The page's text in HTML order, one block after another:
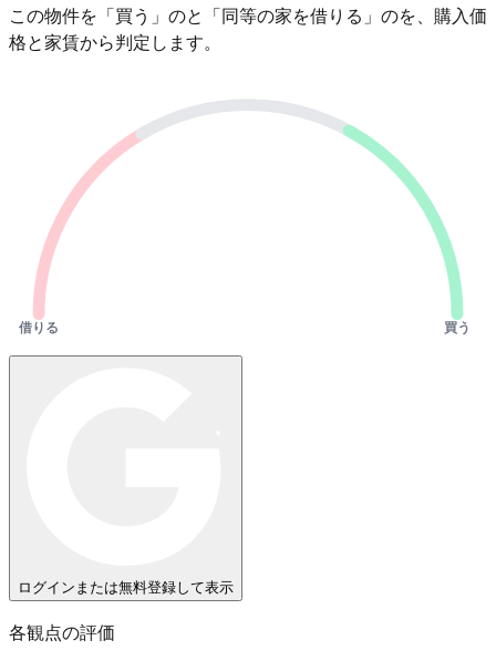
この物件を「買う」のと「同等の家を借りる」のを、購入価
格と家賃から判定します。
借りる 買う
ログインまたは無料登録して表示
各観点の評価